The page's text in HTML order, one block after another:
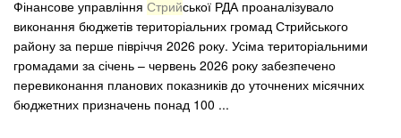
Фінансове управління Стрийської РДА проаналізувало
виконання бюджетів територіальних громад Стрийського
району за перше півріччя 2026 року. Усіма територіальними
громадами за січень – червень 2026 року забезпечено
перевиконання планових показників до уточнених місячних
бюджетних призначень понад 100 ...